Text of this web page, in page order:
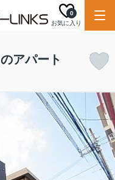
お気に入り
0
アパート